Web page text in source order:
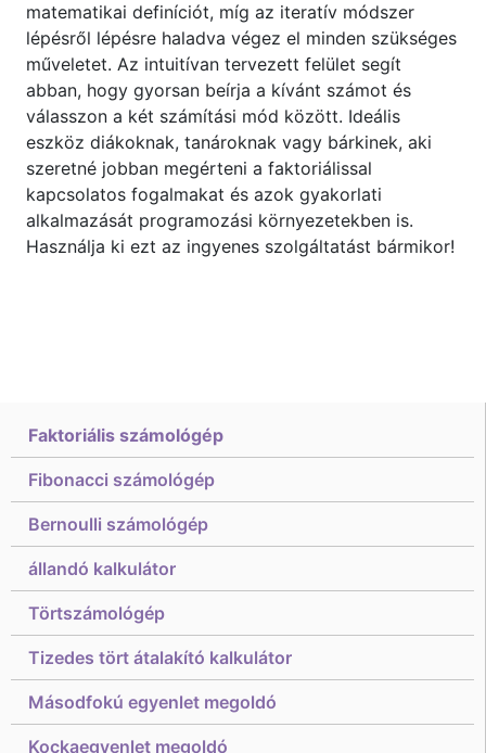
Faktoriális számológép
Fibonacci számológép
Bernoulli számológép
állandó kalkulátor
Törtszámológép
Tizedes tört átalakító kalkulátor
Másodfokú egyenlet megoldó
Kockaegyenlet megoldó
matematikai definíciót, míg az iteratív módszer
lépésről lépésre haladva végez el minden szükséges
műveletet. Az intuitívan tervezett felület segít
abban, hogy gyorsan beírja a kívánt számot és
válasszon a két számítási mód között. Ideális
eszköz diákoknak, tanároknak vagy bárkinek, aki
szeretné jobban megérteni a faktoriálissal
kapcsolatos fogalmakat és azok gyakorlati
alkalmazását programozási környezetekben is.
Használja ki ezt az ingyenes szolgáltatást bármikor!